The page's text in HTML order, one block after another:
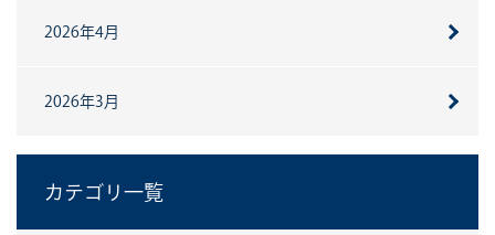
2026年4月
2026年3月
カテゴリ一覧